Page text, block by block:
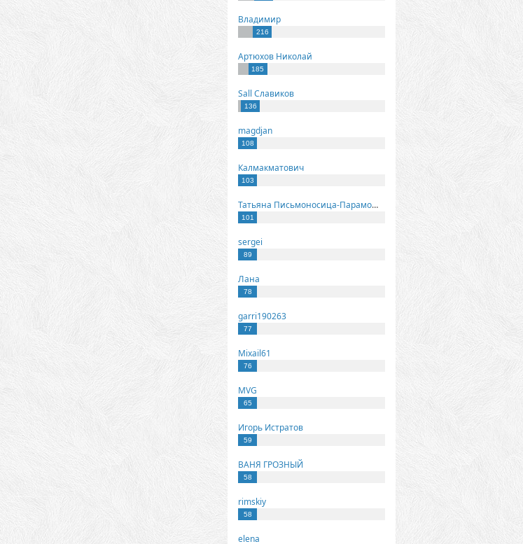
Владимир
216
Артюхов Николай
185
Sall Славиков
136
magdjan
108
Калмакматович
103
Татьяна Письмоносица-Парамонова
101
sergei
89
Лана
78
garri190263
77
Mixail61
76
MVG
65
Игорь Истратов
59
ВАНЯ ГРОЗНЫЙ
58
rimskiy
58
elena